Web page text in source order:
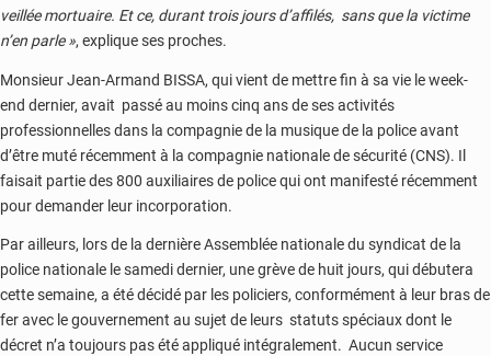
veillée mortuaire. Et ce, durant trois jours d’affilés, sans que la victime
n’en parle », explique ses proches.
Monsieur Jean-Armand BISSA, qui vient de mettre fin à sa vie le week-
end dernier, avait passé au moins cinq ans de ses activités
professionnelles dans la compagnie de la musique de la police avant
d’être muté récemment à la compagnie nationale de sécurité (CNS). Il
faisait partie des 800 auxiliaires de police qui ont manifesté récemment
pour demander leur incorporation.
Par ailleurs, lors de la dernière Assemblée nationale du syndicat de la
police nationale le samedi dernier, une grève de huit jours, qui débutera
cette semaine, a été décidé par les policiers, conformément à leur bras de
fer avec le gouvernement au sujet de leurs statuts spéciaux dont le
décret n’a toujours pas été appliqué intégralement. Aucun service